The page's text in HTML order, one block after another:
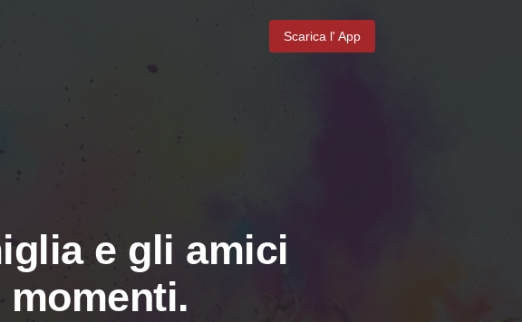
Scarica l' App
e gli amici